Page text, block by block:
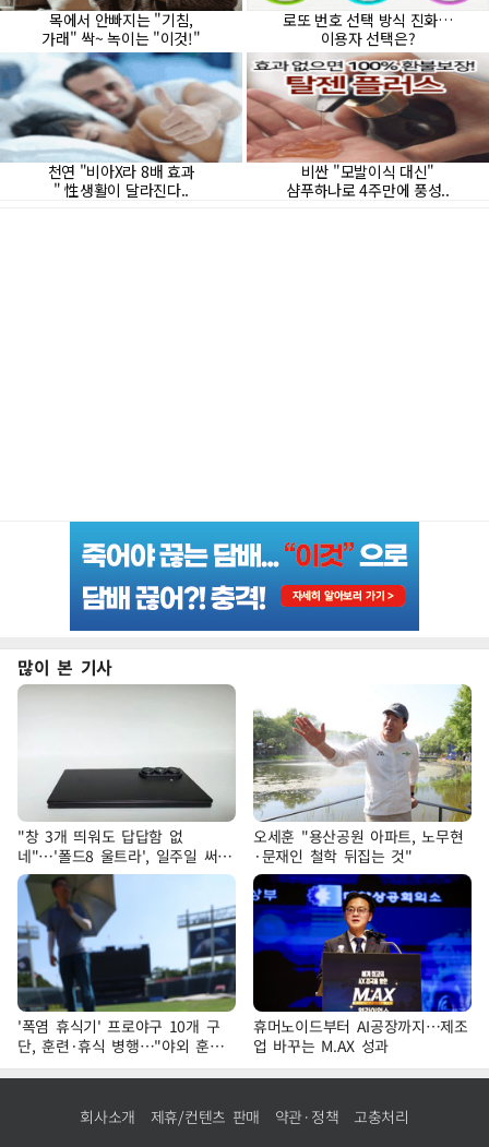
많이 본 기사
"창 3개 띄워도 답답함 없
네"…'폴드8 울트라', 일주일 써보
니
오세훈 "용산공원 아파트, 노무현
·문재인 철학 뒤집는 것"
'폭염 휴식기' 프로야구 10개 구
단, 훈련·휴식 병행…"야외 훈련
해도 안전 최우선"
휴머노이드부터 AI공장까지…제조
업 바꾸는 M.AX 성과
회사소개 제휴/컨텐츠 판매 약관·정책 고충처리